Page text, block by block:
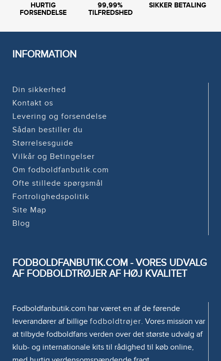
HURTIG
FORSENDELSE
99,99%
TILFREDSHED
SIKKER BETALING
INFORMATION
Din sikkerhed
Kontakt os
Levering og forsendelse
Sådan bestiller du
Størrelsesguide
Vilkår og Betingelser
Om fodboldfanbutik.com
Ofte stillede spørgsmål
Fortrolighedspolitik
Site Map
Blog
FODBOLDFANBUTIK.COM - VORES UDVALG
AF FODBOLDTRØJER AF HØJ KVALITET
Fodboldfanbutik.com har været en af de førende
leverandører af billige fodboldtrøjer. Vores mission var
at tilbyde fodboldfans verden over det største udvalg af
klub- og internationale kits til rådighed til køb online,